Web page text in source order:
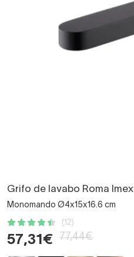
Grifo de lavabo Roma Imex
Monomando Ø4x15x16.6 cm
(12)
57,31€ 77,44€